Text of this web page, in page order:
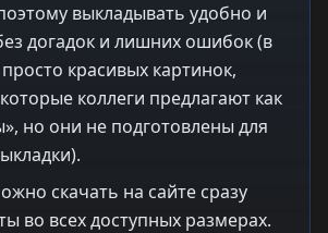
выкладывать удобно и
догадок и лишних ошибок (в
красивых картинок,
коллеги предлагают как
но они не подготовлены для
скачать на сайте сразу
во всех доступных размерах.